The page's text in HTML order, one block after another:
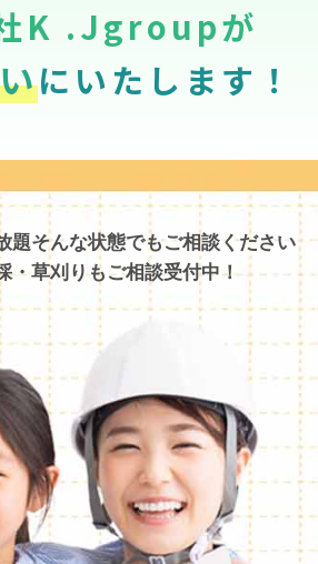
K .Jgroupが
にいたします！
題そんな状態でもご相談ください
・草刈りもご相談受付中！